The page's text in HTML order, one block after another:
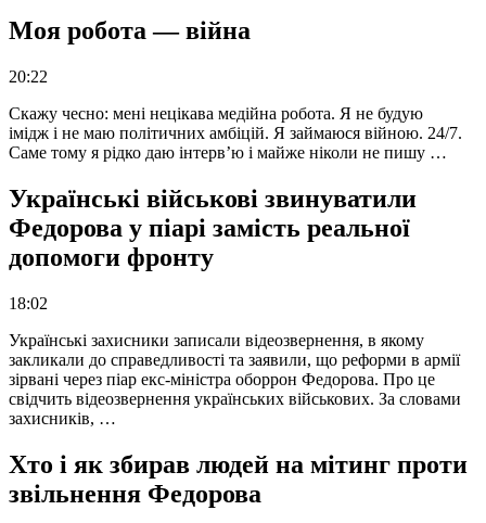
Моя робота — війна
20:22
Скажу чесно: мені нецікава медійна робота. Я не будую
імідж і не маю політичних амбіцій. Я займаюся війною. 24/7.
Саме тому я рідко даю інтерв’ю і майже ніколи не пишу …
Українські військові звинуватили
Федорова у піарі замість реальної
допомоги фронту
18:02
Українські захисники записали відеозвернення, в якому
закликали до справедливості та заявили, що реформи в армії
зірвані через піар екс-міністра оборрон Федорова. Про це
свідчить відеозвернення українських військових. За словами
захисників, …
Хто і як збирав людей на мітинг проти
звільнення Федорова